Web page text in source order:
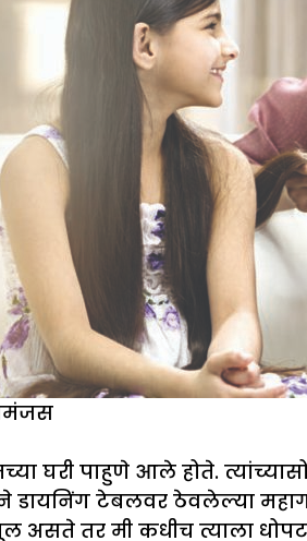
घरी पाहुणे आले होते.
डायनिंग टेबलवर ठेवलेल्या
असते तर मी कधीच त्याला